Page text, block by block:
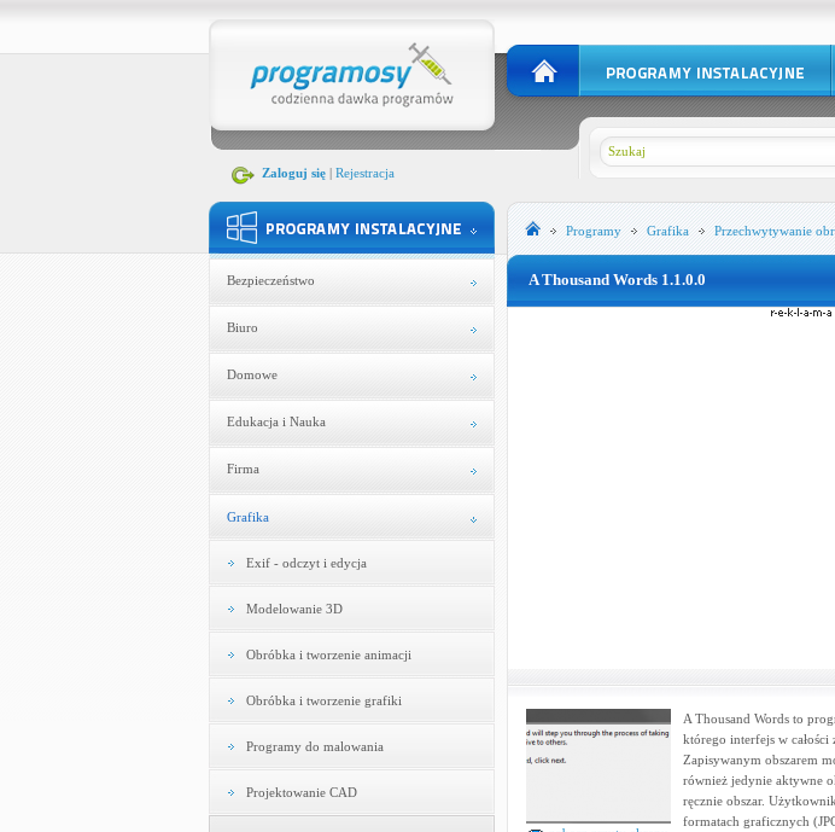
Zaloguj się| Rejestracja
Bezpieczeństwo
Biuro
Domowe
Edukacja i Nauka
Firma
Grafika
Exif - odczyt i edycja
Modelowanie 3D
Obróbka i tworzenie animacji
Obróbka i tworzenie grafiki
Programy do malowania
Projektowanie CAD
Programy Grafika Przechwytywanie
A Thousand Words 1.1.0.0
A Thousand Words to
którego interfejs w całości
Zapisywanym obszarem
również jedynie aktywne
ręcznie obszar.
formatach graficznych